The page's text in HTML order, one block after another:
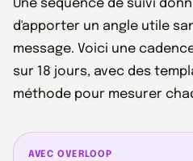
Une séquence de suivi
d'apporter un angle utile
message. Voici une
sur 18 jours, avec des
méthode pour mesurer
AVEC OVERLOOP